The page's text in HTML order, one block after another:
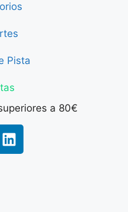
Pista
a 80€